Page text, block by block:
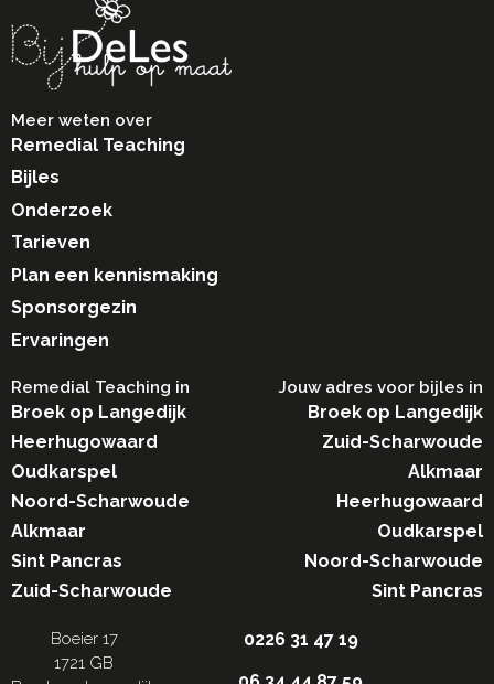
Boeier 17
1721 GB
0226 31 47 19
Meer weten over
Remedial Teaching
Bijles
Onderzoek
Tarieven
Plan een kennismaking
Sponsorgezin
Ervaringen
Remedial Teaching in​
Broek op Langedijk
Heerhugowaard
Oudkarspel
Noord-Scharwoude
Alkmaar
Sint Pancras
Zuid-Scharwoude
Jouw adres voor bijles in
Broek op Langedijk
Zuid-Scharwoude
Alkmaar
Heerhugowaard
Oudkarspel
Noord-Scharwoude
Sint Pancras